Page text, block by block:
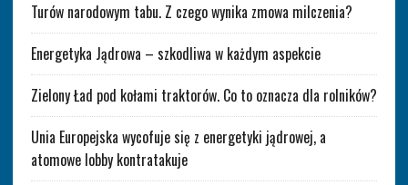
Turów narodowym tabu. Z czego wynika zmowa milczenia?
Energetyka Jądrowa – szkodliwa w każdym aspekcie
Zielony Ład pod kołami traktorów. Co to oznacza dla rolników?
Unia Europejska wycofuje się z energetyki jądrowej, a
atomowe lobby kontratakuje